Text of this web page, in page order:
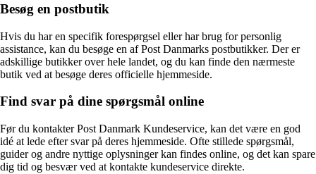
Besøg en postbutik
Hvis du har en specifik forespørgsel eller har brug for personlig
assistance, kan du besøge en af Post Danmarks postbutikker. Der er
adskillige butikker over hele landet, og du kan finde den nærmeste
butik ved at besøge deres officielle hjemmeside.
Find svar på dine spørgsmål online
Før du kontakter Post Danmark Kundeservice, kan det være en god
idé at lede efter svar på deres hjemmeside. Ofte stillede spørgsmål,
guider og andre nyttige oplysninger kan findes online, og det kan spare
dig tid og besvær ved at kontakte kundeservice direkte.